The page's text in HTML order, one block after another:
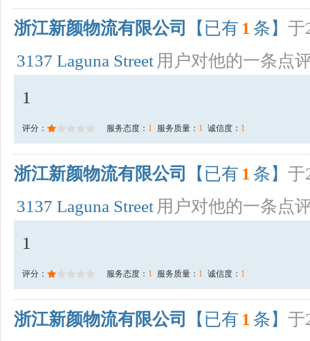
浙江新颜物流有限公司 【已有 1 条】 于
3137 Laguna Street 用户对他的一条点
1
评分： 服务态度： 1 服务质量： 1 诚信度： 1
浙江新颜物流有限公司 【已有 1 条】 于
3137 Laguna Street 用户对他的一条点
1
评分： 服务态度： 1 服务质量： 1 诚信度： 1
浙江新颜物流有限公司 【已有 1 条】 于